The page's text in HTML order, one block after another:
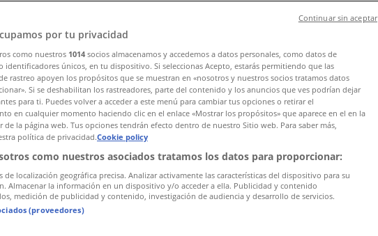
por tu privacidad
como nuestros 1014 socios almacenamos y accedemos a datos personales, como datos de
identificadores únicos, en tu dispositivo. Si seleccionas Acepto, estarás permitiendo que las
rastreo apoyen los propósitos que se muestran en «nosotros y nuestros socios tratamos datos
Si se deshabilitan los rastreadores, parte del contenido y los anuncios que ves podrían dejar
para ti. Puedes volver a acceder a este menú para cambiar tus opciones o retirar el
en cualquier momento haciendo clic en el enlace «Mostrar los propósitos» que aparece en el en la
de la página web. Tus opciones tendrán efecto dentro de nuestro Sitio web. Para saber más,
política de privacidad.Cookie policy
como nuestros asociados tratamos los datos para proporcionar:
de localización geográfica precisa. Analizar activamente las características del dispositivo para su
Almacenar la información en un dispositivo y/o acceder a ella. Publicidad y contenido
medición de publicidad y contenido, investigación de audiencia y desarrollo de servicios.
(proveedores)
Continuar sin aceptar